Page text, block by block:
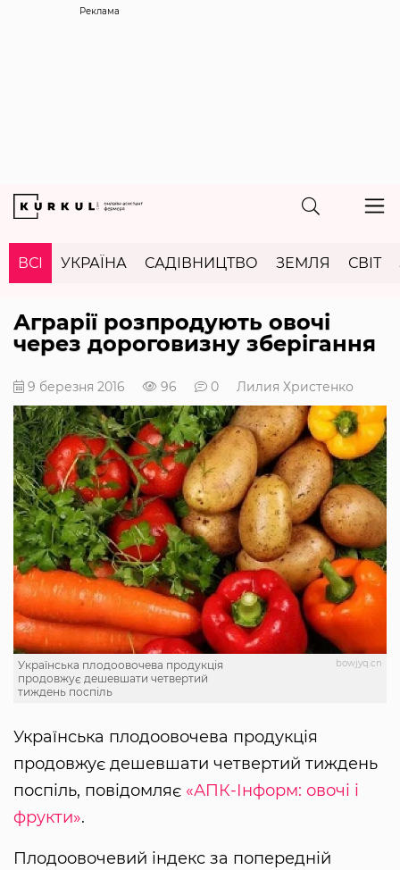
Реклама
ВСІ УКРАЇНА САДІВНИЦТВО ЗЕМЛЯ СВІТ
Аграрії розпродують овочі
через дороговизну зберігання
9 березня 2016 96 0 Лилия Христенко
bowjyq.cn
Українська плодоовочева продукція
продовжує дешевшати четвертий
тиждень поспіль
Українська плодоовочева продукція
продовжує дешевшати четвертий тиждень
поспіль, повідомляє «АПК-Інформ: овочі і
фрукти».
Плодоовочевий індекс за попередній